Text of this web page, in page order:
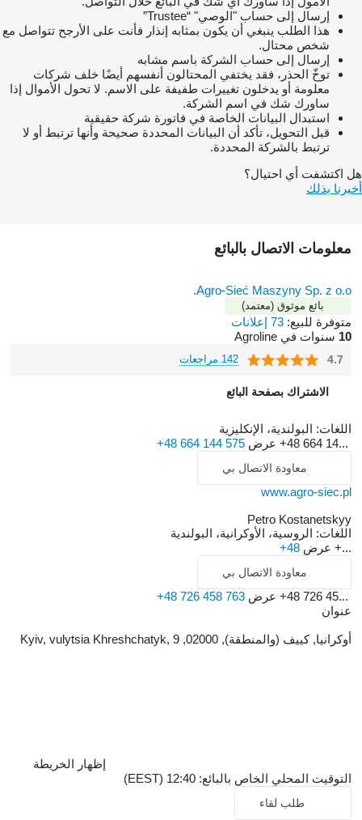
إرسال إلى حساب "الوصي" “Trustee”
هذا الطلب ينبغي أن يكون بمثابه إنذار فأنت على الأرجح تتواصل مع
شخص محتال.
إرسال إلى حساب الشركة باسم مشابه
توخّ الحذر، فقد يختفي المحتالون أنفسهم أيضًا خلف شركات
معلومة أو يدخلون تغييرات طفيفة على الاسم. لا تحول الأموال إذا
ساورك شك في اسم الشركة.
استبدال البيانات الخاصة في فاتورة شركة حقيقية
قبل التحويل، تأكد أن البيانات المحددة صحيحة وأنها ترتبط أو لا
ترتبط بالشركة المحددة.
هل اكتشفت أي احتيال؟
أخبرنا بذلك
معلومات الاتصال بالبائع
Agro-Sieć Maszyny Sp. z o.o.
بائع موثوق (معتمد)
متوفرة للبيع: 73 إعلانات
10 سنوات في Agroline
4.7 142 مراجعات
الاشتراك بصفحة البائع
اللغات: البولندية، الإنكليزية
+48 664 14... عرض +48 664 144 575
معاودة الاتصال بي
www.agro-siec.pl
Petro Kostanetskyy
اللغات: الروسية، الأوكرانية، البولندية
+... عرض +48
معاودة الاتصال بي
+48 726 45... عرض +48 726 458 763
عنوان
أوكرانيا, كييف (والمنطقة), 02000, Kyiv, vulytsia Khreshchatyk, 9
إظهار الخريطة
التوقيت المحلي الخاص بالبائع: 12:40 (EEST)
طلب لقاء